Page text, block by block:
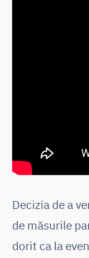
Decizia de a
de măsurile
dorit ca la